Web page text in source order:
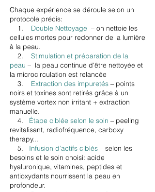
Chaque expérience se déroule selon un
protocole précis:​
1. Double Nettoyage – on nettoie les
cellules mortes pour redonner de la lumière
à la peau.
2. Stimulation et préparation de la
peau – la peau continue d'être nettoyée et
la microcirculation est relancée
3. Extraction des impuretés – points
noirs et toxines sont retirés grâce à un
système vortex non irritant + extraction
manuelle.
4. Étape ciblée selon le soin – peeling
revitalisant, radiofréquence, carboxy
therapy...
5. Infusion d’actifs ciblés – selon les
besoins et le soin choisi: acide
hyaluronique, vitamines, peptides et
antioxydants nourrissent la peau en
profondeur.​